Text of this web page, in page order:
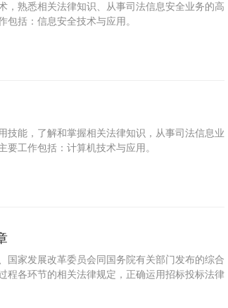
，熟悉相关法律知识、从事司法信息安全业务的高
括：信息安全技术与应用。
技能，了解和掌握相关法律知识，从事司法信息业
工作包括：计算机技术与应用。
国家发展改革委员会同国务院有关部门发布的综合
程各环节的相关法律规定，正确运用招标投标法律